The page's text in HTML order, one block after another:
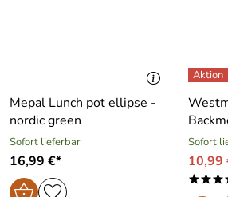
Mepal Lunch pot ellipse -
nordic green
Sofort lieferbar
16,99 €*
Sofort
10,99